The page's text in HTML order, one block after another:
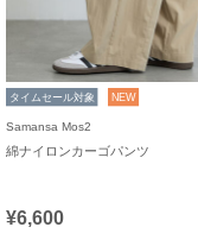
タイムセール対象 NEW
Samansa Mos2
綿ナイロンカーゴパンツ
¥6,600